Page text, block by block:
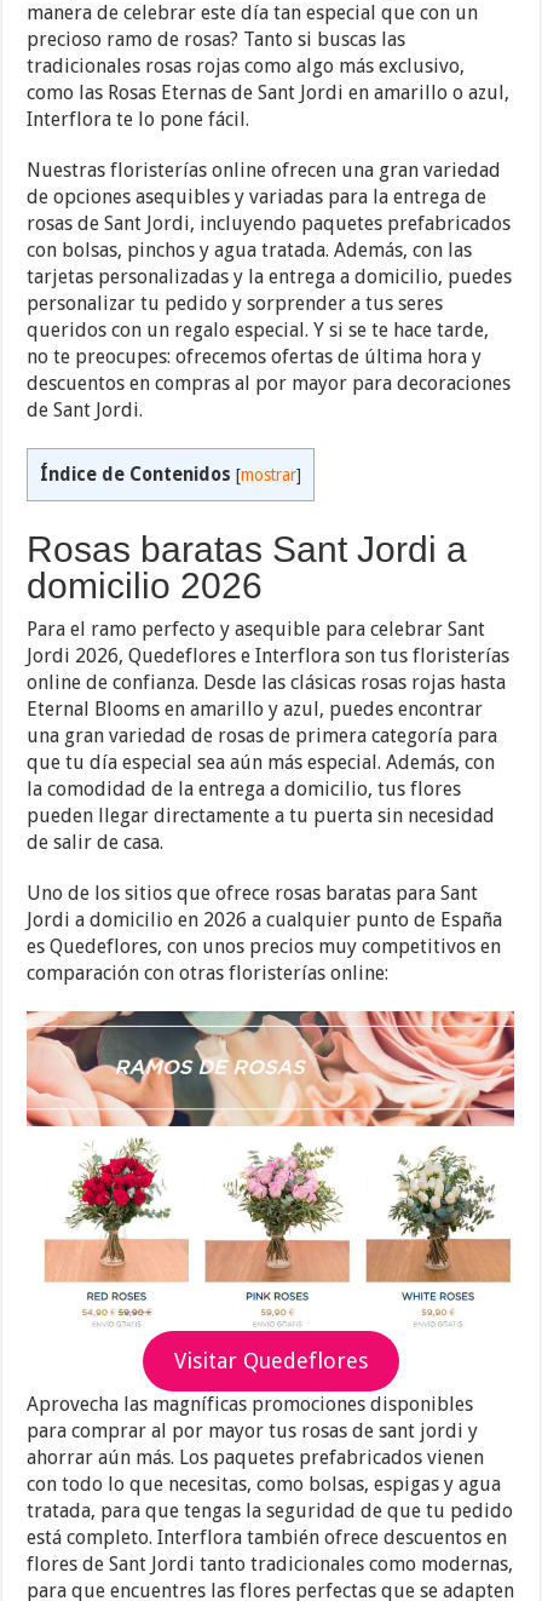
manera de celebrar este día tan especial que con un
precioso ramo de rosas? Tanto si buscas las
tradicionales rosas rojas como algo más exclusivo,
como las Rosas Eternas de Sant Jordi en amarillo o azul,
Interflora te lo pone fácil.
Nuestras floristerías online ofrecen una gran variedad
de opciones asequibles y variadas para la entrega de
rosas de Sant Jordi, incluyendo paquetes prefabricados
con bolsas, pinchos y agua tratada. Además, con las
tarjetas personalizadas y la entrega a domicilio, puedes
personalizar tu pedido y sorprender a tus seres
queridos con un regalo especial. Y si se te hace tarde,
no te preocupes: ofrecemos ofertas de última hora y
descuentos en compras al por mayor para decoraciones
de Sant Jordi.
Índice de Contenidos [mostrar]
Rosas baratas Sant Jordi a
domicilio 2026
Para el ramo perfecto y asequible para celebrar Sant
Jordi 2026, Quedeflores e Interflora son tus floristerías
online de confianza. Desde las clásicas rosas rojas hasta
Eternal Blooms en amarillo y azul, puedes encontrar
una gran variedad de rosas de primera categoría para
que tu día especial sea aún más especial. Además, con
la comodidad de la entrega a domicilio, tus flores
pueden llegar directamente a tu puerta sin necesidad
de salir de casa.
Uno de los sitios que ofrece rosas baratas para Sant
Jordi a domicilio en 2026 a cualquier punto de España
es Quedeflores, con unos precios muy competitivos en
comparación con otras floristerías online:
Visitar Quedeflores
Aprovecha las magníficas promociones disponibles
para comprar al por mayor tus rosas de sant jordi y
ahorrar aún más. Los paquetes prefabricados vienen
con todo lo que necesitas, como bolsas, espigas y agua
tratada, para que tengas la seguridad de que tu pedido
está completo. Interflora también ofrece descuentos en
flores de Sant Jordi tanto tradicionales como modernas,
para que encuentres las flores perfectas que se adapten